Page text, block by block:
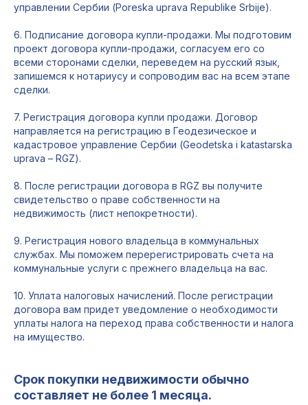
управлении Сербии (Poreska uprava Republike Srbije).
6. Подписание договора купли-продажи. Мы подготовим
проект договора купли-продажи, согласуем его со
всеми сторонами сделки, переведем на русский язык,
запишемся к нотариусу и сопроводим вас на всем этапе
сделки.
7. Регистрация договора купли продажи. Договор
направляется на регистрацию в Геодезическое и
кадастровое управление Сербии (Geodetska i katastarska
uprava – RGZ).
8. После регистрации договора в RGZ вы получите
свидетельство о праве собственности на
недвижимость (лист непокретности).
9. Регистрация нового владельца в коммунальных
службах. Мы поможем перерегистрировать счета на
коммунальные услуги с прежнего владельца на вас.
10. Уплата налоговых начислений. После регистрации
договора вам придет уведомление о необходимости
уплаты налога на переход права собственности и налога
на имущество.
Срок покупки недвижимости обычно
составляет не более 1 месяца.